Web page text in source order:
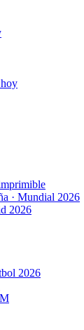
· Mundial 2026
2026
2026